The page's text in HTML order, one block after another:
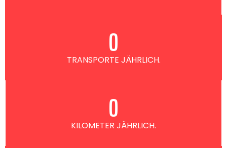
TRANSPORTE JÄHRLICH.
0
KILOMETER JÄHRLICH.
0